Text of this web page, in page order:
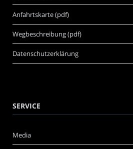
Anfahrtskarte (pdf)
Wegbeschreibung (pdf)
Datenschutzerklärung
SERVICE
Media